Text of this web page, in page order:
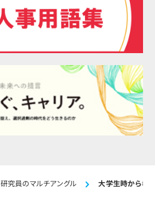
研究員のマルチアングル 大学生時から老